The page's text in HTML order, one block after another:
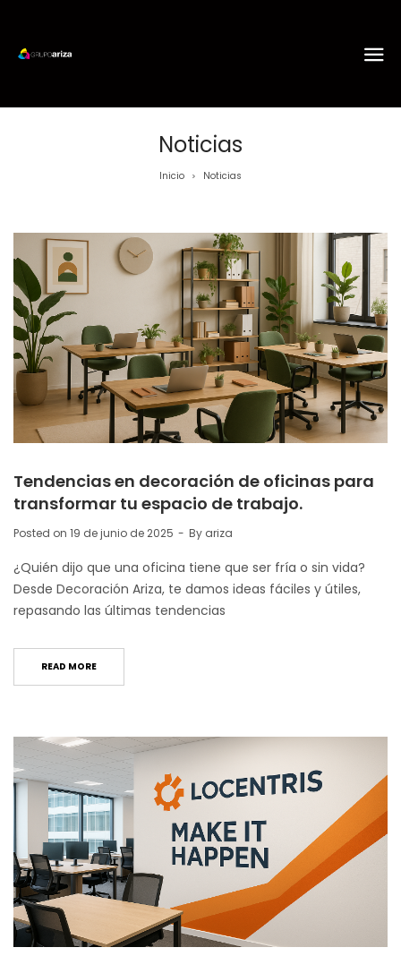
Noticias
Inicio > Noticias
Tendencias en decoración de oficinas para
transformar tu espacio de trabajo.
Posted on 19 de junio de 2025 By ariza
¿Quién dijo que una oficina tiene que ser fría o sin vida?
Desde Decoración Ariza, te damos ideas fáciles y útiles,
repasando las últimas tendencias
READ MORE